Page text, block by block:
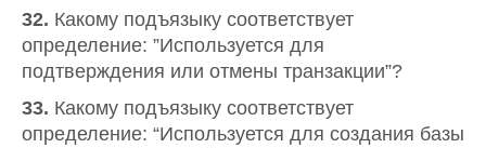
32. Какому подъязыку соответствует
определение: ”Используется для
подтверждения или отмены транзакции”?
33. Какому подъязыку соответствует
определение: “Используется для создания базы